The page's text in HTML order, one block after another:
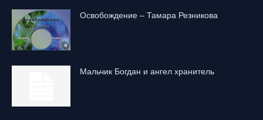
Освобождение – Тамара Резникова
Mальчик Богдан и ангел хранитель